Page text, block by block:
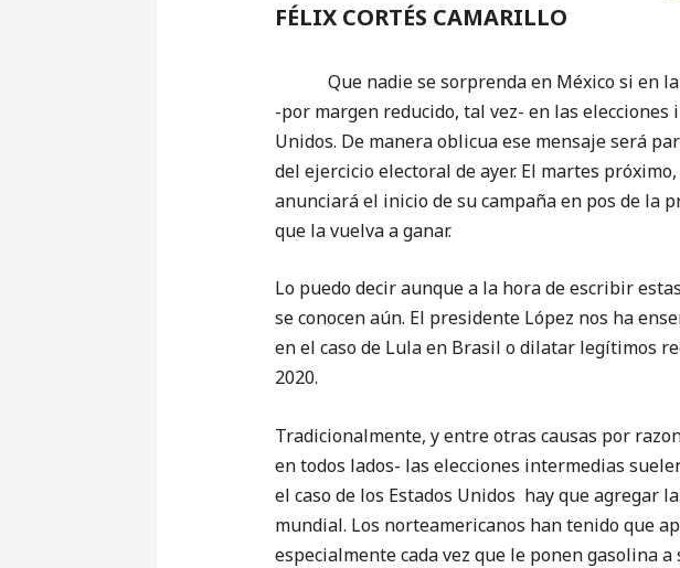
FÉLIX CORTÉS CAMARILLO
Que nadie se sorprenda en México si en la
-por margen reducido, tal vez- en las
Unidos. De manera oblicua ese mensaje será
del ejercicio electoral de ayer. El martes
anunciará el inicio de su campaña en pos de la
que la vuelva a ganar.
Lo puedo decir aunque a la hora de escribir
se conocen aún. El presidente López nos ha
en el caso de Lula en Brasil o dilatar legítimos
2020.
Tradicionalmente, y entre otras causas por
en todos lados- las elecciones intermedias
el caso de los Estados Unidos hay que agregar
mundial. Los norteamericanos han tenido que
especialmente cada vez que le ponen gasolina